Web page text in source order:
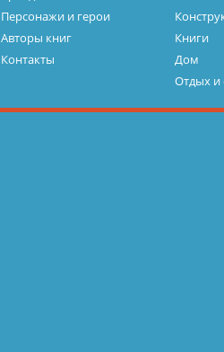
Персонажи и герои
Авторы книг
Контакты
Книги
Дом
Отдых и